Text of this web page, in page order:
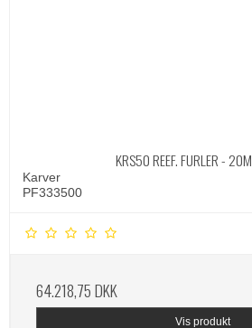
KRS50 REEF. FURLER -
Karver
PF333500
64.218,75 DKK
Vis produkt